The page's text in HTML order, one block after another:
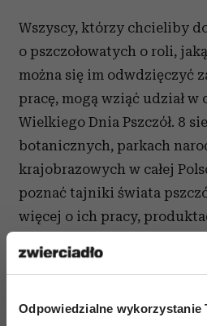
Odpowiedzialne wykorzystanie
Wszyscy, którzy chcieliby
o pszczołowatych o roli,
można się im odwdzięczyć
pracę, mogą wziąć udział w
Wielkiego Dnia Pszczół. 8
botanicznych, parkach
krajobrazowych w całej
poznać tajniki świata
więcej o ich pracy,
robić, aby je chronić.